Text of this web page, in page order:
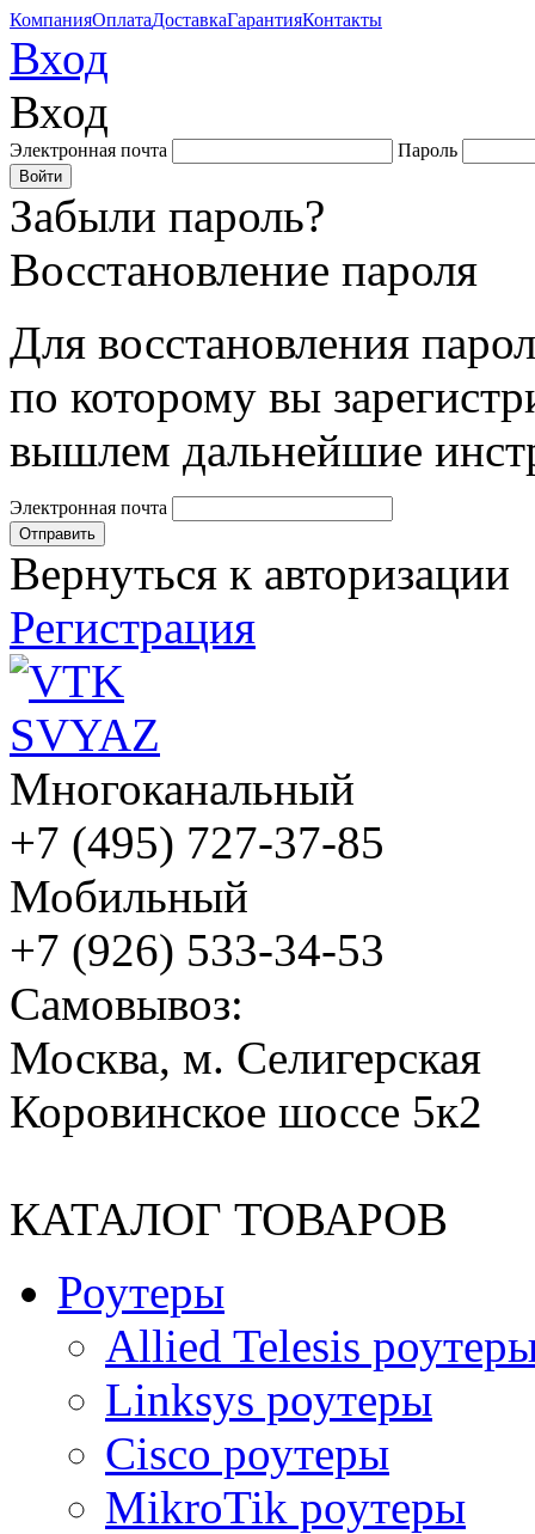
КомпанияОплатаДоставкаГарантияКонтакты
Вход
Вход
Электронная почта Пароль
Забыли пароль?
Восстановление пароля
Для восстановления
по которому вы
вышлем дальнейшие
Электронная почта
Вернуться к авторизации
Регистрация
Многоканальный
+7 (495) 727-37-85
Мобильный
+7 (926) 533-34-53
Cамовывоз:
Москва, м. Селигерская
Коровинское шоссе 5к2
КАТАЛОГ ТОВАРОВ
Роутеры
Allied Telesis
Linksys роутеры
Cisco роутеры
MikroTik роутеры